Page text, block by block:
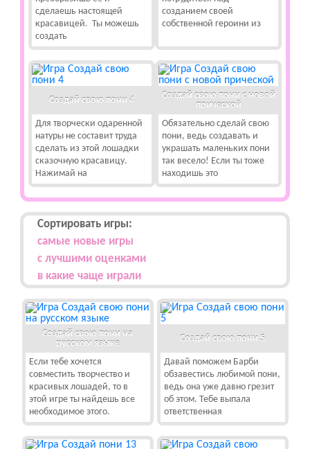
сделаешь настоящей
красавицей. Ты можешь
создать
созданием своей
собственной героини из
Создай свою пони 4
Для творчески одаренной
натуры не составит труда
сделать из этой лошадки
сказочную красавицу.
Нажимай на
Создай свою пони с новой
прической
Обязательно сделай свою
пони, ведь создавать и
украшать маленьких пони
так весело! Если ты тоже
находишь это
Сортировать игры:
самые новые игры
с лучшими оценками
в какие чаще играли
Создай свою пони на
русском языке
Если тебе хочется
совместить творчество и
красивых лошадей, то в
этой игре ты найдешь все
необходимое этого.
Создай свою пони 5
Давай поможем Барби
обзавестись любимой пони,
ведь она уже давно грезит
об этом. Тебе выпала
ответственная